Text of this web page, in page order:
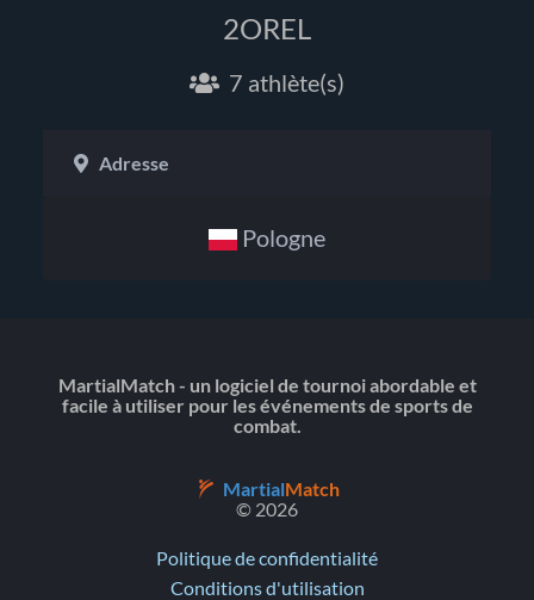
2OREL
7 athlète(s)
Adresse
Pologne
MartialMatch - un logiciel de tournoi abordable et
facile à utiliser pour les événements de sports de
combat.
MartialMatch
© 2026
Politique de confidentialité
Conditions d'utilisation